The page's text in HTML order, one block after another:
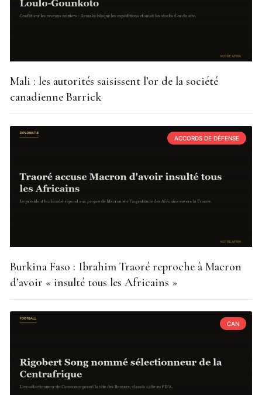
Mali : les autorités saisissent l’or de la société
canadienne Barrick
ACCORDS DE DÉFENSE
Burkina Faso : Ibrahim Traoré reproche à Macron
d’avoir « insulté tous les Africains »
CAN